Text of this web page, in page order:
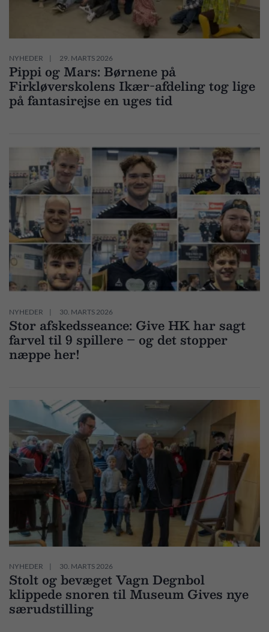
NYHEDER 29. MARTS 2026
Pippi og Mars: Børnene på
Firkløverskolens Ikær-afdeling tog lige
på fantasirejse en uges tid
NYHEDER 30. MARTS 2026
Stor afskedsseance: Give HK har sagt
farvel til 9 spillere – og det stopper
næppe her!
NYHEDER 30. MARTS 2026
Stolt og bevæget Vagn Degnbol
klippede snoren til Museum Gives nye
særudstilling